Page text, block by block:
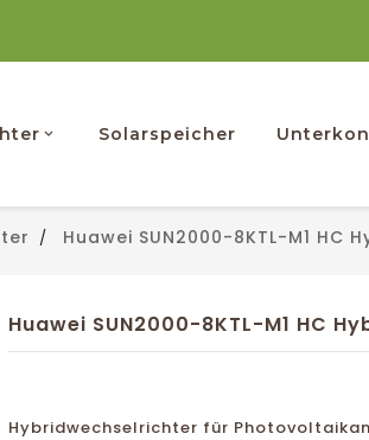
Solarspeicher
Huawei SUN2000-8KTL-M1
Huawei SUN2000-8KTL-M1 HC
Hybridwechselrichter für